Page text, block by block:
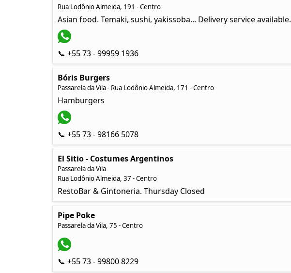
Rua Lodônio Almeida, 191 - Centro
Asian food. Temaki, sushi, yakissoba... Delivery service available.
📞 +55 73 - 99959 1936
Bóris Burgers
Passarela da Vila - Rua Lodônio Almeida, 171 - Centro
Hamburgers
📞 +55 73 - 98166 5078
El Sitio - Costumes Argentinos
Passarela da Vila
Rua Lodônio Almeida, 37 - Centro
RestoBar & Gintoneria. Thursday Closed
Pipe Poke
Passarela da Vila, 75 - Centro
📞 +55 73 - 99800 8229